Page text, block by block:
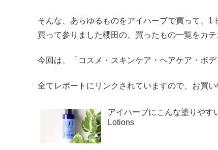
そんな、あらゆるものをアイハーブで買って、
買って参りました櫻田の、買ったもの一覧をカテ
今回は、「コスメ・スキンケア・ヘアケア・ボ
全てレポートにリンクされていますので、お買い
アイハーブにこんな塗りや
Lotions